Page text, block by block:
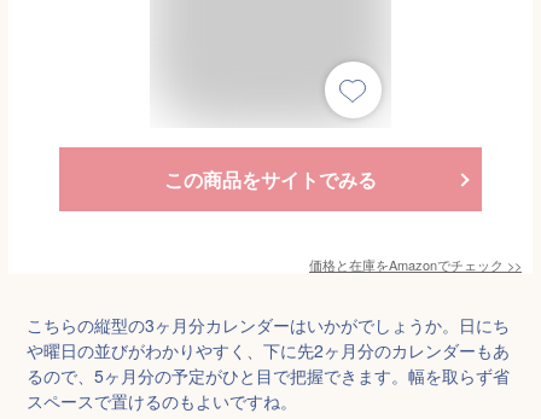
この商品をサイトでみる
価格と在庫をAmazonでチェック >>
こちらの縦型の3ヶ月分カレンダーはいかがでしょうか。日にち
や曜日の並びがわかりやすく、下に先2ヶ月分のカレンダーもあ
るので、5ヶ月分の予定がひと目で把握できます。幅を取らず省
スペースで置けるのもよいですね。